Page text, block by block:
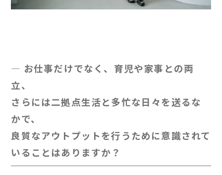
— お仕事だけでなく、育児や家事との両
立、
さらには二拠点生活と多忙な日々を送るな
かで、
良質なアウトプットを行うために意識されて
いることはありますか？